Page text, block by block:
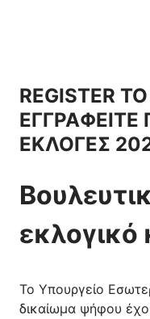
REGISTER
ΕΓΓΡΑΦΕΙΤΕ
ΕΚΛΟΓΕΣ
εκλογικό
Το Υπουργείο
δικαίωμα ψήφου